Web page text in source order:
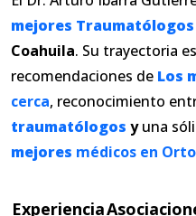
mejores Traumatólogos
Coahuila. Su trayectoria
recomendaciones de Los
cerca, reconocimiento
traumatólogos yuna
mejores médicos en
Experiencia